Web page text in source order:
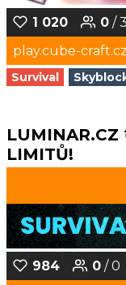
1 020 0 /
play.cube-craft.cz
Survival
LUMINAR.CZ
LIMITŮ!
984 0 / 0